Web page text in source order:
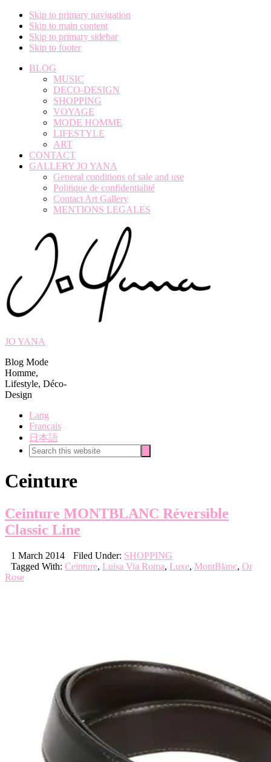
Skip to primary navigation
Skip to main content
Skip to primary sidebar
Skip to footer
BLOG
MUSIC
DECO-DESIGN
SHOPPING
VOYAGE
MODE HOMME
LIFESTYLE
ART
CONTACT
GALLERY JO YANA
General conditions of sale and use
Politique de confidentialité
Contact Art Gallery
MENTIONS LEGALES
JO YANA
Blog Mode
Homme,
Lifestyle, Déco-
Design
Lang
Français
日本語
Search
this
Ceinture
Ceinture MONTBLANC Réversible
Classic Line
1 March 2014 Filed Under: SHOPPING
Tagged With: Ceinture, Luisa Via Roma, Luxe, MontBlanc, Or
Rose